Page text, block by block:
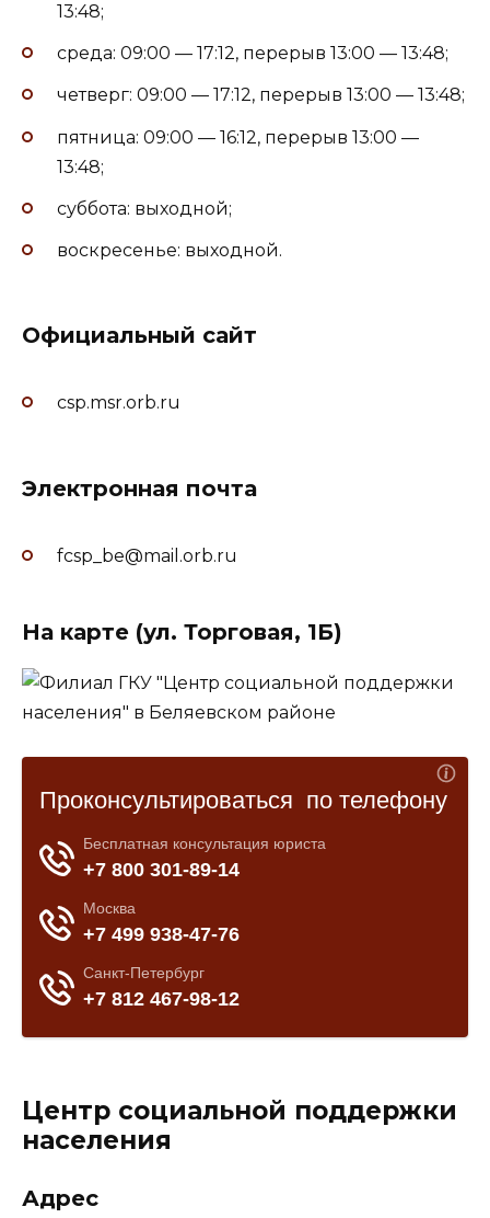
13:48;
среда: 09:00 — 17:12, перерыв 13:00 — 13:48;
четверг: 09:00 — 17:12, перерыв 13:00 — 13:48;
пятница: 09:00 — 16:12, перерыв 13:00 —
13:48;
суббота: выходной;
воскресенье: выходной.
Официальный сайт
csp.msr.orb.ru
Электронная почта
fcsp_be@mail.orb.ru
На карте (ул. Торговая, 1Б)
Центр социальной поддержки
населения
Адрес